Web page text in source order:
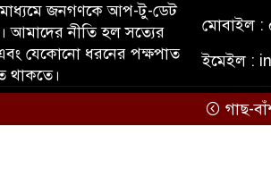
মাধ্যমে জনগণকে আপ-টু-ডেট
আমাদের নীতি হল সত্যের
যেকোনো ধরনের পক্ষপাত
থাকতে।
মোবাইল :
ইমেইল :
গাছ-বাঁশ